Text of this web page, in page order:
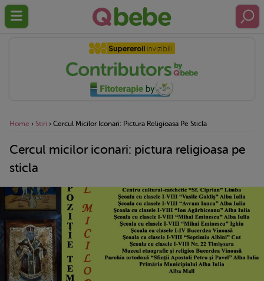
Home › Stiri › Cercul Micilor Iconari: Pictura Religioasa Pe Sticla
Cercul micilor iconari: pictura religioasa pe
sticla